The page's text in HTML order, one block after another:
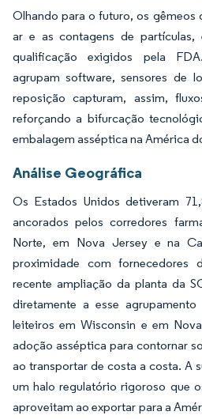
Olhando para o futuro, os gêmeos
ar e as contagens de partículas,
qualificação exigidos pela
agrupam software, sensores de
reposição capturam, assim,
reforçando a bifurcação
embalagem asséptica na América
Análise Geográfica
Os Estados Unidos detiveram
ancorados pelos corredores
Norte, em Nova Jersey e na
proximidade com fornecedores
recente ampliação da planta da
diretamente a esse
leiteiros em Wisconsin e em
adoção asséptica para contornar
ao transportar de costa a costa. A
um halo regulatório rigoroso que
aproveitam ao exportar para a